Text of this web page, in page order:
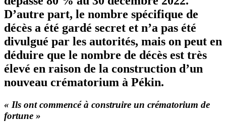
D’autre part, le nombre spécifique de
décès a été gardé secret et n’a pas été
divulgué par les autorités, mais on peut en
déduire que le nombre de décès est très
élevé en raison de la construction d’un
nouveau crématorium à Pékin.
« Ils ont commencé à construire un crématorium de
fortune »